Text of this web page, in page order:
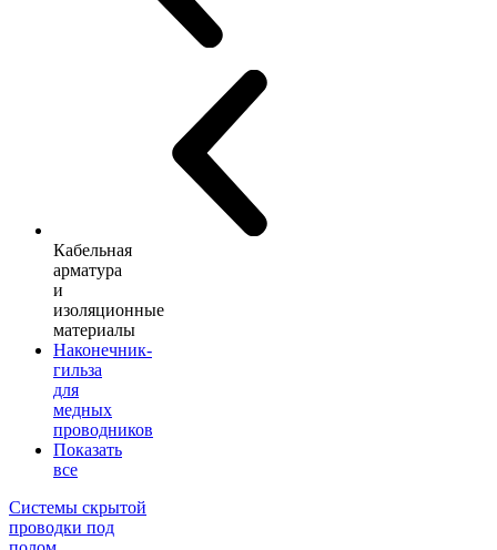
Кабельная
арматура
и
изоляционные
материалы
Наконечник-
гильза
для
медных
проводников
Показать
все
Системы скрытой
проводки под